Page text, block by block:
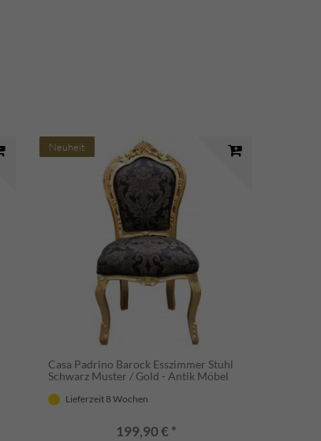
Neuheit
Casa Padrino Barock Esszimmer Stuhl
Schwarz Muster / Gold - Antik Möbel
Lieferzeit 8 Wochen
199,90 € *